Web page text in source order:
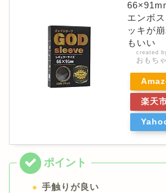
エンボ
ッキが
もいい
created
おもち
楽天
手触りが良い